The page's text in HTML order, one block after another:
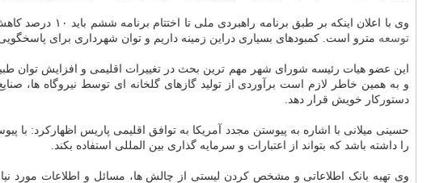
وی با اعلان اینکه بر طبق برنامه راهبردی ملی تا اختتام برنامه ششم باید ۱۰ درصد کاهش شدت انرژی در حوزه حمل و نقل درون شهری داشته باشیم، اظهار داشت: این مساله مستلزم جدی گرفتن حمل و نقل عمومی پاک و
توسعه مترو است. کمبودهای بسیاری دراین زمینه داریم و توان شهرداری برای
این عضو هیات رئیسه شورای شهر مهم ترین بحث در تغییرات اقلیمی و افزایش توان
و به همین خاطر لازم است برآوردی از تولید گازهای گلخانه ای توسط نیروگاه ها،
دستورکار خویش قرار دهد.
حسینی میلانی با اشاره به پیوستن مجدد آمریکا به توافق اقلیمی پاریس اظهارکرد: با
را داشته باشد که بتواند از اعتبارات و سرمایه گذاری بین المللی استفاده بکند.
وی تهیه بانک اطلاعاتی و مشخص کردن لیستی از چالش ها، مسائل و اطلاعات مورد